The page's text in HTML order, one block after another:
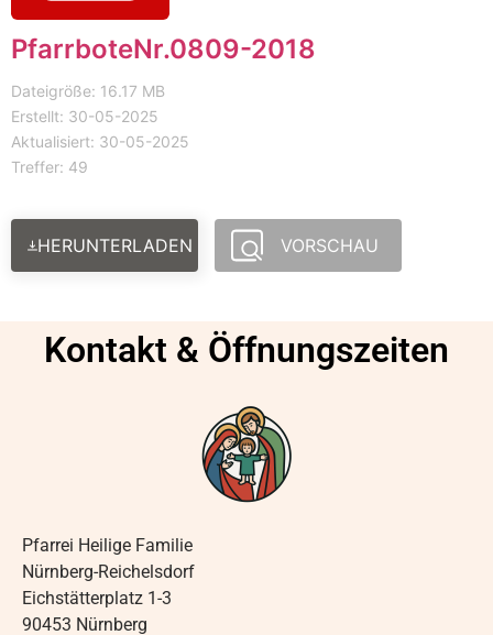
PfarrboteNr.0809-2018
Dateigröße: 16.17 MB
Erstellt: 30-05-2025
Aktualisiert: 30-05-2025
Treffer: 49
HERUNTERLADEN VORSCHAU
Kontakt & Öffnungszeiten
Pfarrei Heilige Familie
Nürnberg-Reichelsdorf
Eichstätterplatz 1-3
90453 Nürnberg